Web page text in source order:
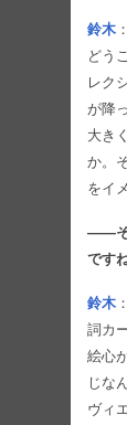
鈴木
どう
レク
が降
大き
か。
をイ
――そ
ですね
鈴木
詞カ
絵心
じな
ヴィ